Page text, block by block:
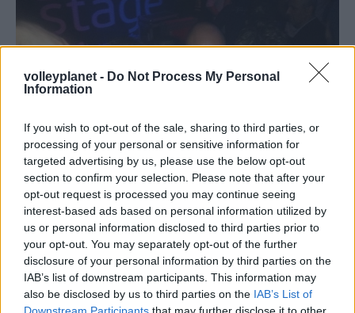
volleyplanet - Do Not Process My Personal
Information
If you wish to opt-out of the sale, sharing to third parties, or
processing of your personal or sensitive information for
targeted advertising by us, please use the below opt-out
section to confirm your selection. Please note that after your
opt-out request is processed you may continue seeing
interest-based ads based on personal information utilized by
us or personal information disclosed to third parties prior to
your opt-out. You may separately opt-out of the further
disclosure of your personal information by third parties on the
IAB’s list of downstream participants. This information may
also be disclosed by us to third parties on the IAB’s List of
Downstream Participants that may further disclose it to other
DARK ROOM
«Αυτό ρε παιδιά, δεν είναι… μπουζούκια» (φωτό)
Μπορεί οι φετινές ιστορικές επιτυχίες του ΠΑΟΚ να
«έντυσαν» μετά το Κύπελλο Ελλάδας και το πρωτάθλημα